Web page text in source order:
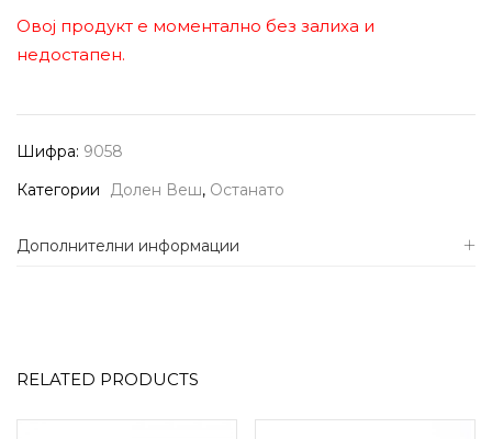
Овој продукт е моментално без залиха и
недостапен.
Шифра: 9058
Категории
Долен Веш, Останато
Дополнителни информации
RELATED PRODUCTS